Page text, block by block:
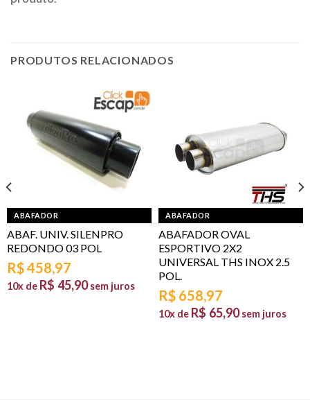
PRODUTOS RELACIONADOS
ABAFADOR
ABAF. UNIV. SILENPRO
REDONDO 03 POL
R$458,97
10x de R$ 45,90 sem juros
ABAFADOR
ABAFADOR OVAL
ESPORTIVO 2X2
UNIVERSAL THS INOX 2.5
POL.
R$ 658,97
10x de R$ 65,90 sem juros